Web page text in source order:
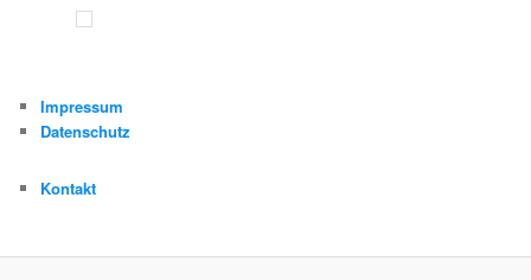
Impressum
Datenschutz
Kontakt